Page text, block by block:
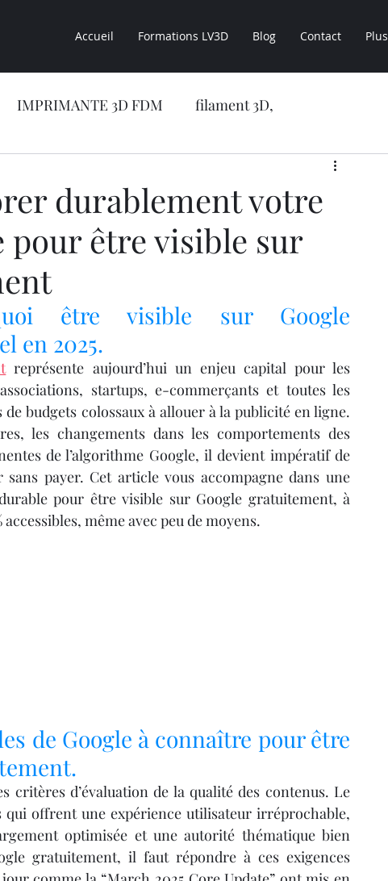
Accueil Formations LV3D Blog Contact Plus
IMPRIMANTE 3D FDM filament 3D,
LV3D NOS OBJETS 3D
Formation en ligne NOUVEAU CHEZ LV3D
3D PROFESSIONNELLE
la Demande SCANNER 3D SCANNER 3D
4 Formation impression 3D
durablement votre
pour être visible sur
être visible sur Google
en 2025.
représente aujourd’hui un enjeu capital pour les
startups, e-commerçants et toutes les
budgets colossaux à allouer à la publicité en ligne.
les changements dans les comportements des
de l’algorithme Google, il devient impératif de
payer. Cet article vous accompagne dans une
pour être visible sur Google gratuitement, à
même avec peu de moyens.
de Google à connaître pour être
critères d’évaluation de la qualité des contenus. Le
qui offrent une expérience utilisateur irréprochable,
optimisée et une autorité thématique bien
gratuitement, il faut répondre à ces exigences